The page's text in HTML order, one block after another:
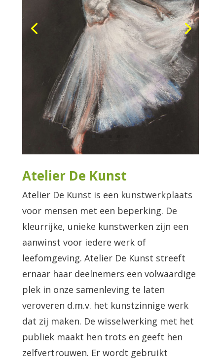
Atelier De Kunst
Atelier De Kunst is een kunstwerkplaats
voor mensen met een beperking. De
kleurrijke, unieke kunstwerken zijn een
aanwinst voor iedere werk of
leefomgeving. Atelier De Kunst streeft
ernaar haar deelnemers een volwaardige
plek in onze samenleving te laten
veroveren d.m.v. het kunstzinnige werk
dat zij maken. De wisselwerking met het
publiek maakt hen trots en geeft hen
zelfvertrouwen. Er wordt gebruikt